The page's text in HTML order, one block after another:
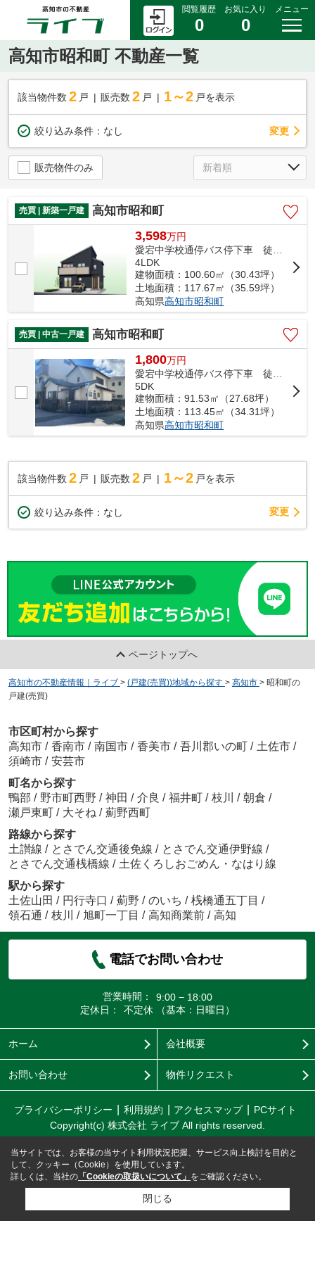
閲覧履歴
0
お気に入り
0
メニュー
高知市昭和町 不動産一覧
該当物件数 2 戸 販売数 2 戸 1～2 戸を表示
絞り込み条件： なし 変更
販売物件のみ
売買 | 新築一戸建 高知市昭和町
3,598万円
愛宕中学校通停バス停下車 徒歩3分
4LDK
建物面積：100.60㎡（30.43坪）
土地面積：117.67㎡（35.59坪）
高知県高知市昭和町
売買 | 中古一戸建 高知市昭和町
1,800万円
愛宕中学校通停バス停下車 徒歩3分
5DK
建物面積：91.53㎡（27.68坪）
土地面積：113.45㎡（34.31坪）
高知県高知市昭和町
該当物件数 2 戸 販売数 2 戸 1～2 戸を表示
絞り込み条件： なし 変更
ページトップへ
高知市の不動産情報｜ライブ > (戸建(売買))地域から探す > 高知市 > 昭和町の
戸建(売買)
市区町村から探す
高知市 / 香南市 / 南国市 / 香美市 / 吾川郡いの町 / 土佐市 /
須崎市 / 安芸市
町名から探す
鴨部 / 野市町西野 / 神田 / 介良 / 福井町 / 枝川 / 朝倉 /
瀬戸東町 / 大そね / 薊野西町
路線から探す
土讃線 / とさでん交通後免線 / とさでん交通伊野線 /
とさでん交通桟橋線 / 土佐くろしおごめん・なはり線
駅から探す
土佐山田 / 円行寺口 / 薊野 / のいち / 桟橋通五丁目 /
領石通 / 枝川 / 旭町一丁目 / 高知商業前 / 高知
電話でお問い合わせ
営業時間：
9:00 − 18:00
定休日：
不定休 （基本：日曜日）
ホーム 会社概要
お問い合わせ 物件リクエスト
プライバシーポリシー 利用規約 アクセスマップ
PCサイト
Copyright(c) 株式会社 ライブ All rights reserved.
当サイトでは、お客様の当サイト利用状況把握、サービス向上検討を目的と
して、クッキー（Cookie）を使用しています。
詳しくは、当社の 「Cookieの取扱いについて」 をご確認ください。
閉じる